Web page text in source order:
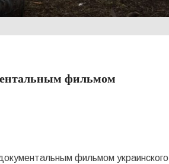
фильмом
фильмом украинского